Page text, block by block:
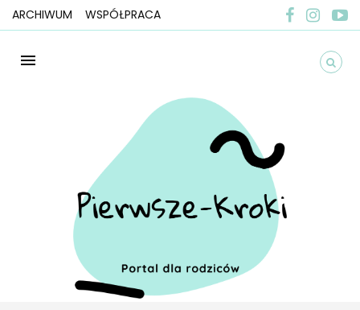
ARCHIWUM WSPÓŁPRACA